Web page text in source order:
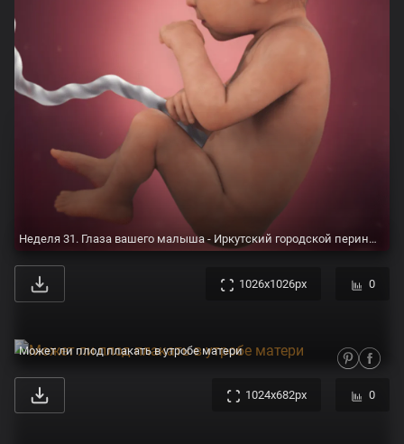
Неделя 31. Глаза вашего малыша - Иркутский городской перинатальный центр имени Малиновского М.С.
1026x1026px 0
Может ли плод плакать в утробе матери
1024x682px 0